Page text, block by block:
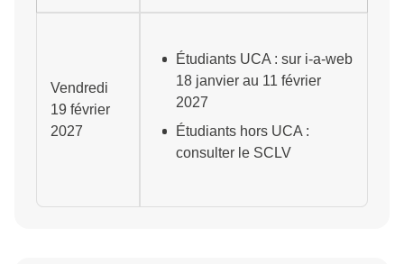
Vendredi
19 février
2027
Étudiants UCA : sur i-a-web
18 janvier au 11 février
2027
Étudiants hors UCA :
consulter le SCLV